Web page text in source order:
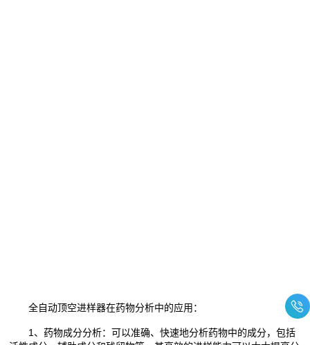
全自动顶空进样器在药物分析中的应用：
1、药物成分分析：可以准确、快速地分析药物中的成分，包括